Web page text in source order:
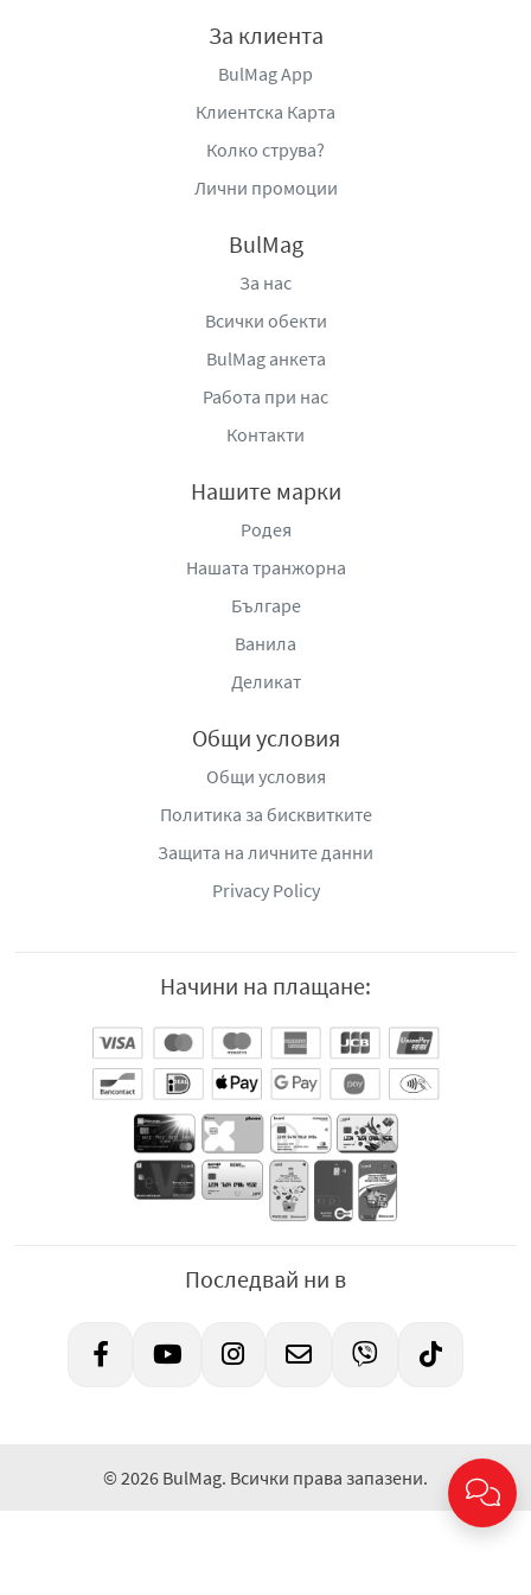
За клиента
BulMag App
Клиентска Карта
Колко струва?
Лични промоции
BulMag
За нас
Всички обекти
BulMag анкета
Работа при нас
Контакти
Нашите марки
Родея
Нашата транжорна
Българе
Ванила
Деликат
Общи условия
Общи условия
Политика за бисквитките
Защита на личните данни
Privacy Policy
Начини на плащане:
Последвай ни в
© 2026 BulMag. Всички права запазени.